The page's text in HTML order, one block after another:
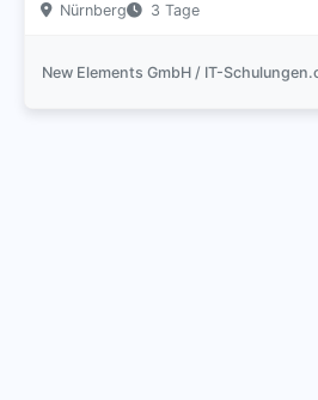
Nürnberg 3 Tage